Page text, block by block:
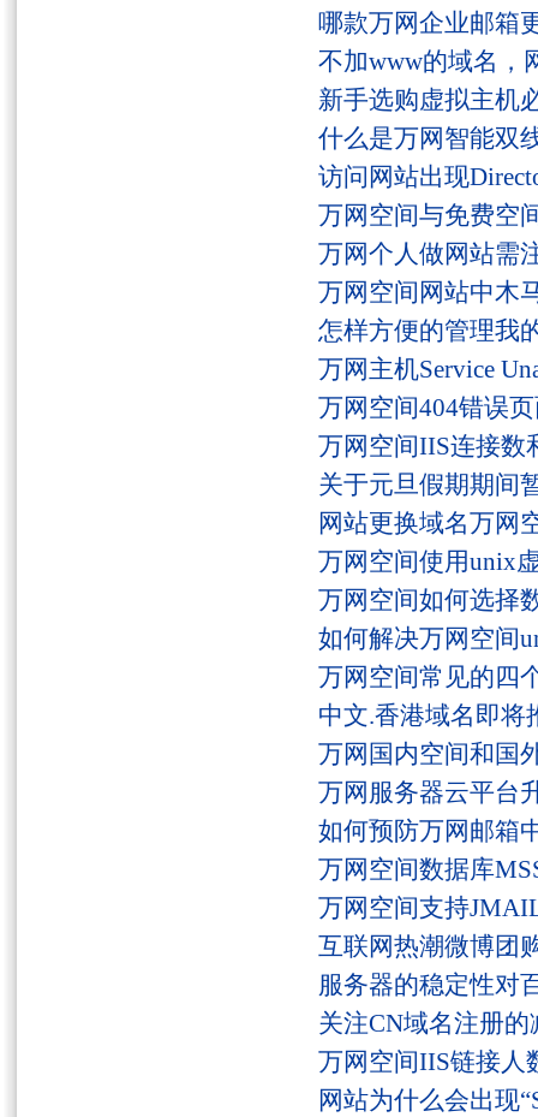
哪款万网企业邮箱
不加www的域名，
新手选购虚拟主机
什么是万网智能双
访问网站出现
万网空间与免费空
万网个人做网站需
万网空间网站中木
怎样方便的管理我
万网主机Service
万网空间404错误
万网空间IIS连接数
关于元旦假期期间
网站更换域名万网
万网空间使用unix
万网空间如何选择
如何解决万网空间
万网空间常见的四
中文.香港域名即将
万网国内空间和国
万网服务器云平台
如何预防万网邮箱
万网空间数据库
万网空间支持
互联网热潮微博团
服务器的稳定性对
关注CN域名注册
万网空间IIS链接人
网站为什么会出现